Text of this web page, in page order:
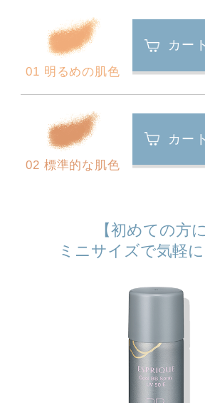
01 明るめの肌色
カー
02 標準的な肌色
カー
【初めての方に
ミニサイズで気軽